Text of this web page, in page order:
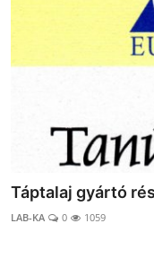
Táptalaj gyártó
LAB-KA 0 1059